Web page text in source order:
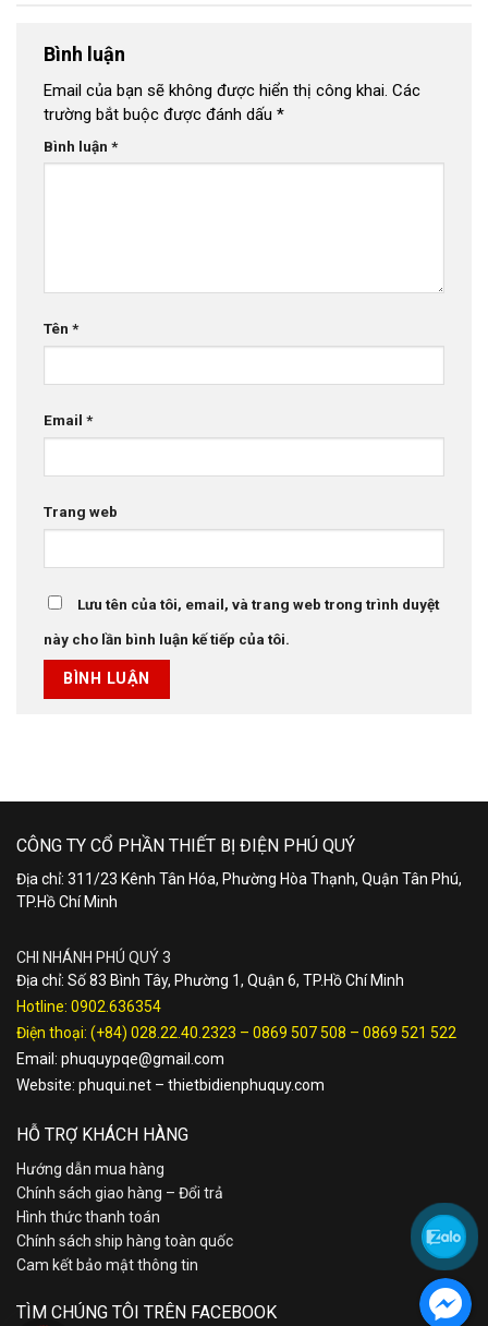
Bình luận
Email của bạn sẽ không được hiển thị công khai. Các
trường bắt buộc được đánh dấu *
Bình luận *
Tên *
Email *
Trang web
Lưu tên của tôi, email, và trang web trong trình duyệt
này cho lần bình luận kế tiếp của tôi.
CÔNG TY CỔ PHẦN THIẾT BỊ ĐIỆN PHÚ QUÝ
Địa chỉ: 311/23 Kênh Tân Hóa, Phường Hòa Thạnh, Quận Tân Phú,
TP.Hồ Chí Minh
CHI NHÁNH PHÚ QUÝ 3
Địa chỉ: Số 83 Bình Tây, Phường 1, Quận 6, TP.Hồ Chí Minh
Hotline: 0902.636354
Điện thoại: (+84) 028.22.40.2323 – 0869 507 508 – 0869 521 522
Email: phuquypqe@gmail.com
Website: phuqui.net – thietbidienphuquy.com
HỖ TRỢ KHÁCH HÀNG
Hướng dẫn mua hàng
Chính sách giao hàng – Đổi trả
Hình thức thanh toán
Chính sách ship hàng toàn quốc
Cam kết bảo mật thông tin
TÌM CHÚNG TÔI TRÊN FACEBOOK